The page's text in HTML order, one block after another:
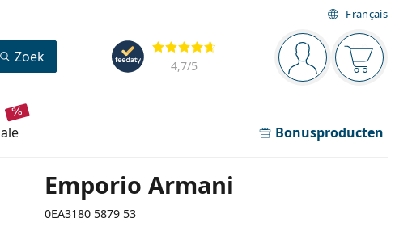
Français
Navigatie
Je bent ingelogd
Jouw
Beoordelingen
4,7/5
Zoek
sale Bonusproducten
Emporio Armani
0EA3180 5879 53